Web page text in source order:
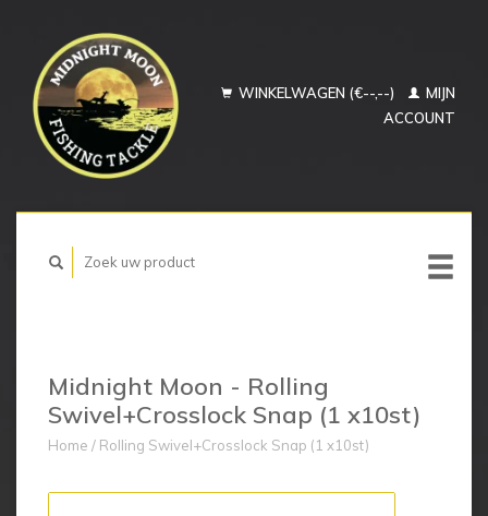
WINKELWAGEN (€--,--)
MIJN
ACCOUNT
Midnight Moon - Rolling
Swivel+Crosslock Snap (1 x10st)
Home / Rolling Swivel+Crosslock Snap (1 x10st)